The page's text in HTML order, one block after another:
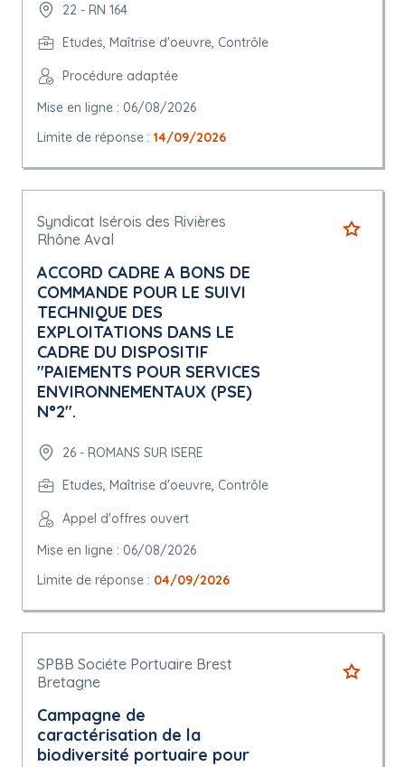
22 - RN 164
Etudes, Maîtrise d'oeuvre, Contrôle
Procédure adaptée
Mise en ligne : 06/08/2026
Limite de réponse : 14/09/2026
Syndicat Isérois des Rivières
Rhône Aval
ACCORD CADRE A BONS DE
COMMANDE POUR LE SUIVI
TECHNIQUE DES
EXPLOITATIONS DANS LE
CADRE DU DISPOSITIF
"PAIEMENTS POUR SERVICES
ENVIRONNEMENTAUX (PSE)
N°2".
26 - ROMANS SUR ISERE
Etudes, Maîtrise d'oeuvre, Contrôle
Appel d'offres ouvert
Mise en ligne : 06/08/2026
Limite de réponse : 04/09/2026
SPBB Sociéte Portuaire Brest
Bretagne
Campagne de
caractérisation de la
biodiversité portuaire pour